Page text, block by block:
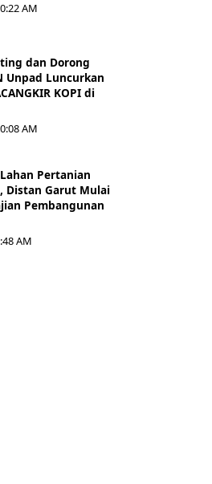
AM
dan Dorong
Unpad Luncurkan
KOPI di
AM
Pertanian
Distan Garut Mulai
Pembangunan
AM